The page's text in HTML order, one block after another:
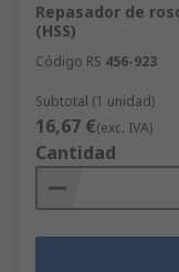
Repasador de
(HSS)
Código RS 456-923
Subtotal (1 unidad)
16,67 €(exc. IVA)
Cantidad